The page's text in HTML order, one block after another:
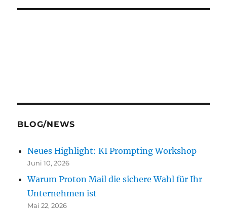
BLOG/NEWS
Neues Highlight: KI Prompting Workshop
Juni 10, 2026
Warum Proton Mail die sichere Wahl für Ihr
Unternehmen ist
Mai 22, 2026